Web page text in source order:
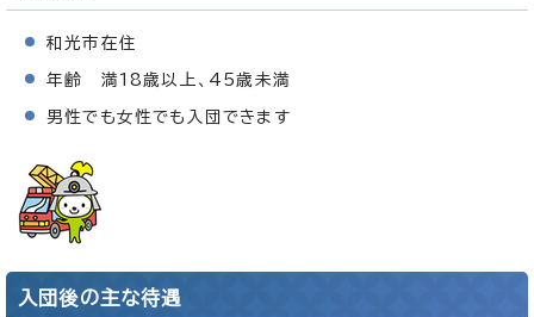
和光市在住
年齢 満18歳以上、45歳未満
男性でも女性でも入団できます
入団後の主な待遇